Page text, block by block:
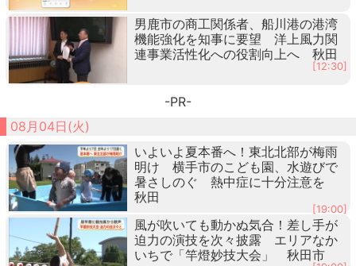
男鹿市の商工関係者、船川港の港湾
機能強化を知事に要望 洋上風力関
連事業活性化への役割向上へ 秋田
[12:30]
-PR-
08月04日(火)
いよいよ夏本番へ！東北北部が梅雨
明け 横手市のこども園、水遊びで
暑さしのぐ 熱中症に十分注意を
秋田
[19:00]
風が吹いても動かぬ気合！差し手が
迫力の演技を次々披露 エリアなか
いちで「竿燈妙技大会」 秋田市